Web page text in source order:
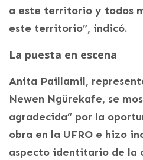
a este territorio y todos
este territorio”, indicó.
La puesta en escena
Anita Paillamil,
Newen Ngürekafe, se
agradecida” por la
obra en la UFRO e hizo
aspecto identitario de la